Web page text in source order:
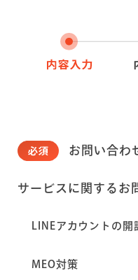
お問い合わ
サービスに関するお
LINEアカウントの開
MEO対策